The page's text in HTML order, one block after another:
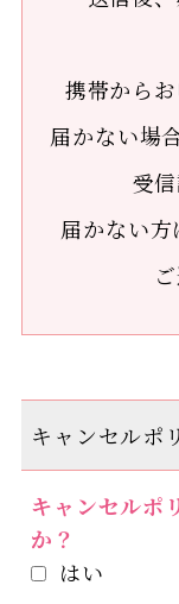
携帯から
届かない場
受
届かない
キャンセルポ
キャンセルポ
か？
はい